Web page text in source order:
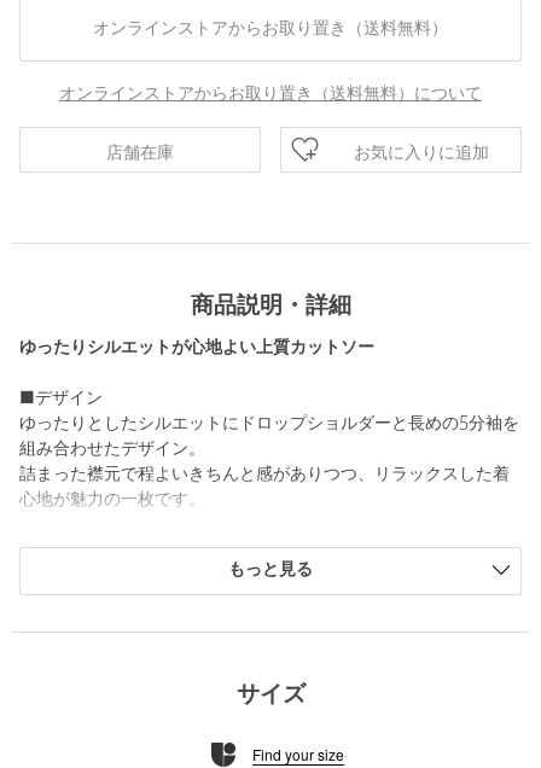
オンラインストアからお取り置き（送料無料）
オンラインストアからお取り置き（送料無料）について
店舗在庫 お気に入りに追加
商品説明・詳細
ゆったりシルエットが心地よい上質カットソー
■デザイン
ゆったりとしたシルエットにドロップショルダーと長めの5分袖を
組み合わせたデザイン。
詰まった襟元で程よいきちんと感がありつつ、リラックスした着
心地が魅力の一枚です。
■素材
しなやかで肌触りの良いスビンコットン天竺を使用。
ず着用いただけます。
============================
もっと見る
サイズ
Find your size